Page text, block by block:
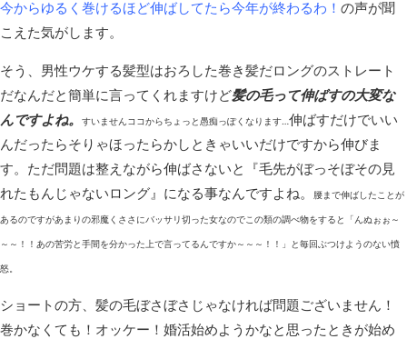
今からゆるく巻けるほど伸ばしてたら今年が終わるわ！ の声が聞
こえた気がします。
そう、男性ウケする髪型はおろした巻き髪だロングのストレート
だなんだと簡単に言ってくれますけど髪の毛って伸ばすの大変な
んですよね。
すいませんココからちょっと 愚痴っぽくなります… 伸ばすだけでいい
んだったらそりゃほったらかしときゃいいだけですから伸びま
す。ただ問題は整えながら伸ばさないと『毛先がぼっそぼその見
れたもんじゃないロング』になる事なんですよね。
腰まで伸ばしたことが
あるのですがあまりの邪魔くささにバッサリ切った女なのでこの類の調べ物をすると「んぬぉぉ～
～～！！あの苦労と手間を分かった上で言ってるんですか～～～！！」と毎回ぶつけようのない憤
怒。
ショートの方、髪の毛ぼさぼさじゃなければ問題ございません！
巻かなくても！オッケー！婚活始めようかなと思ったときが始め